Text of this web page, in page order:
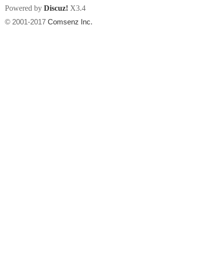
Powered by Discuz! X3.4
© 2001-2017 Comsenz Inc.